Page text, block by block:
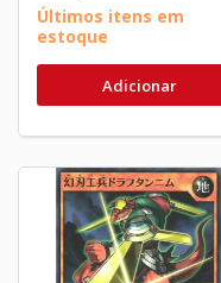
Últimos itens em
estoque
Adicionar